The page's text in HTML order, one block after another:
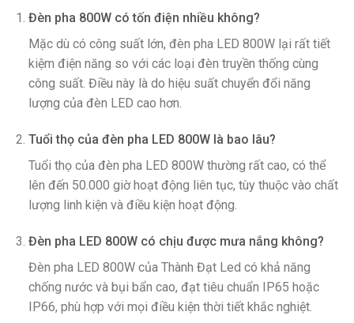
Đèn pha 800W có tốn điện nhiều không?
Mặc dù có công suất lớn, đèn pha LED 800W lại rất tiết
kiệm điện năng so với các loại đèn truyền thống cùng
công suất. Điều này là do hiệu suất chuyển đổi năng
lượng của đèn LED cao hơn.
Tuổi thọ của đèn pha LED 800W là bao lâu?
Tuổi thọ của đèn pha LED 800W thường rất cao, có thể
lên đến 50.000 giờ hoạt động liên tục, tùy thuộc vào chất
lượng linh kiện và điều kiện hoạt động.
Đèn pha LED 800W có chịu được mưa nắng không?
Đèn pha LED 800W của Thành Đạt Led có khả năng
chống nước và bụi bẩn cao, đạt tiêu chuẩn IP65 hoặc
IP66, phù hợp với mọi điều kiện thời tiết khắc nghiệt.